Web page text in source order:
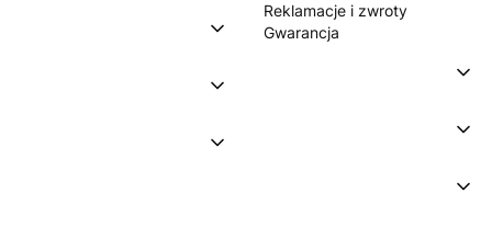
Reklamacje i zwroty
Gwarancja